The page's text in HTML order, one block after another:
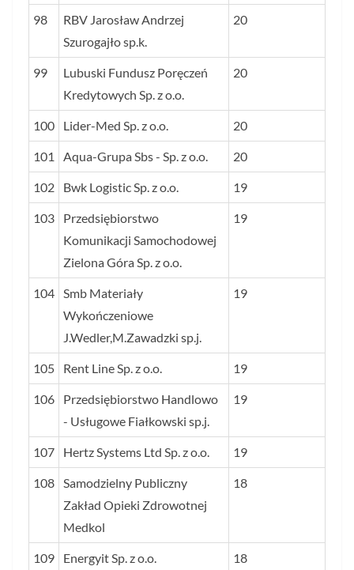
98
RBV Jarosław Andrzej
Szurogajło sp.k.
20
99
Lubuski Fundusz Poręczeń
Kredytowych Sp. z o.o.
20
100 Lider-Med Sp. z o.o. 20
101 Aqua-Grupa Sbs - Sp. z o.o. 20
102 Bwk Logistic Sp. z o.o. 19
103
Przedsiębiorstwo
Komunikacji Samochodowej
Zielona Góra Sp. z o.o.
19
104 Smb Materiały
Wykończeniowe
J.Wedler,M.Zawadzki sp.j.
19
105 Rent Line Sp. z o.o. 19
106
Przedsiębiorstwo Handlowo
- Usługowe Fiałkowski sp.j.
19
107 Hertz Systems Ltd Sp. z o.o. 19
108 Samodzielny Publiczny
Zakład Opieki Zdrowotnej
Medkol
18
109 Energyit Sp. z o.o. 18